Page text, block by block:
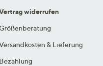
widerrufen
Größenberatung
& Lieferung
Bezahlung